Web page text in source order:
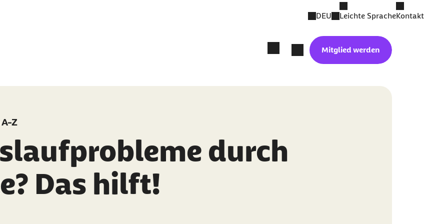
DEU Leichte SpracheKontakt
Mitglied werden
Z
durch
Das hilft!